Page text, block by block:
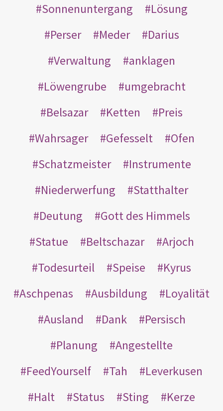
Sonnenuntergang
Lösung
Perser
Meder
Darius
Verwaltung
anklagen
Löwengrube
umgebracht
Belsazar
Ketten
Preis
Wahrsager
Gefesselt
Ofen
Schatzmeister
Instrumente
Niederwerfung
Statthalter
Deutung
Gott des Himmels
Statue
Beltschazar
Arjoch
Todesurteil
Speise
Kyrus
Aschpenas
Ausbildung
Loyalität
Ausland
Dank
Persisch
Planung
Angestellte
FeedYourself
Tah
Leverkusen
Halt
Status Sting Kerze